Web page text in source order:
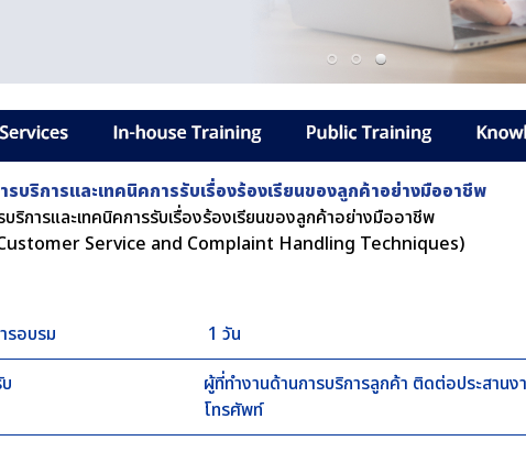
บริการและเทคนิคการรับเรื่องร้องเรียนของลูกค้าอย่างมืออาชีพ
ริการและเทคนิคการรับเรื่องร้องเรียนของลูกค้าอย่างมืออาชีพ
Service and Complaint Handling Techniques)
รอบรม
1 วัน
ผู้ที่ทำงานด้านการบริการลูกค้า ติดต่อประสาน
โทรศัพท์